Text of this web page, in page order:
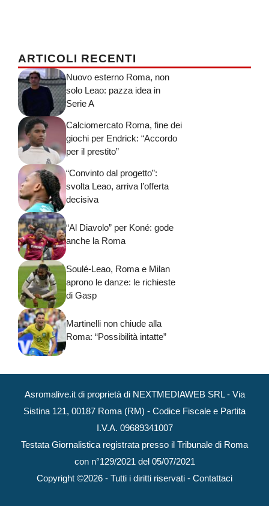
ARTICOLI RECENTI
Nuovo esterno Roma, non
solo Leao: pazza idea in
Serie A
Calciomercato Roma, fine dei
giochi per Endrick: “Accordo
per il prestito”
“Convinto dal progetto”:
svolta Leao, arriva l’offerta
decisiva
“Al Diavolo” per Koné: gode
anche la Roma
Soulé-Leao, Roma e Milan
aprono le danze: le richieste
di Gasp
Martinelli non chiude alla
Roma: “Possibilità intatte”
Asromalive.it di proprietà di NEXTMEDIAWEB SRL - Via
Sistina 121, 00187 Roma (RM) - Codice Fiscale e Partita
I.V.A. 09689341007
Testata Giornalistica registrata presso il Tribunale di Roma
con n°129/2021 del 05/07/2021
Copyright ©2026 - Tutti i diritti riservati - Contattaci